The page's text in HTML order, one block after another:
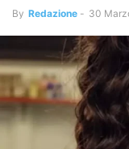
By Redazione - 30